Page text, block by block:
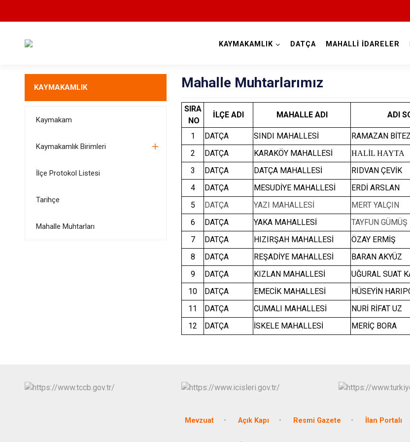
Datça
KAYMAKAMLIK DATÇA MAHALLİ İDARELER
KAYMAKAMLIK
Kaymakam
Kaymakamlık Birimleri
İlçe Protokol Listesi
Tarihçe
Mahalle Muhtarları
Mahalle Muhtarlarımız
SIRA
NO
İLÇE ADI MAHALLE ADI ADI
1 DATÇA SINDI MAHALLESİ RAMAZAN
2
DATÇA KARAKÖY MAHALLESİ HALİL HAYTA
3
DATÇA DATÇA MAHALLESİ RIDVAN ÇEVİK
4
DATÇA MESUDİYE MAHALLESİ ERDİ ARSLAN
5
DATÇA YAZI MAHALLESİ MERT YALÇIN
6
DATÇA YAKA MAHALLESİ TAYFUN GÜMÜŞ
7
DATÇA HIZIRŞAH MAHALLESİ ÖZAY ERMİŞ
8
DATÇA REŞADİYE MAHALLESİ BARAN AKYÜZ
9
DATÇA KIZLAN MAHALLESİ UĞURAL SUAT
10
DATÇA EMECİK MAHALLESİ HÜSEYİN
11
DATÇA CUMALI MAHALLESİ NURİ RİFAT UZ
12
DATÇA İSKELE MAHALLESİ MERİÇ BORA
Mevzuat Açık Kapı Resmi Gazete İlan Portalı